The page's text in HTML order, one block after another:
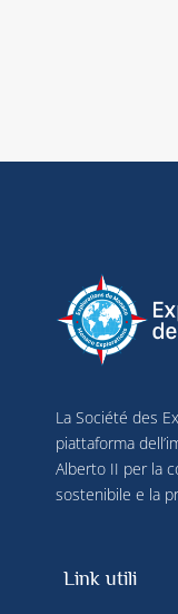
La Société des
piattaforma
Alberto II per la
sostenibile e la
Link utili